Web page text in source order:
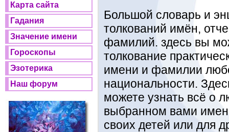
Карта сайта
Гадания
Значение имени
Гороскопы
Эзотерика
Наш форум
Большой словарь и
толкований имён,
фамилий. здесь вы
толкование
имени и фамилии
национальности.
можете узнать всё о
выбранном вами
своих детей или для